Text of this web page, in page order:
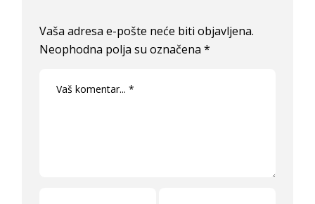
Vaša adresa e-pošte neće biti objavljena.
Neophodna polja su označena*